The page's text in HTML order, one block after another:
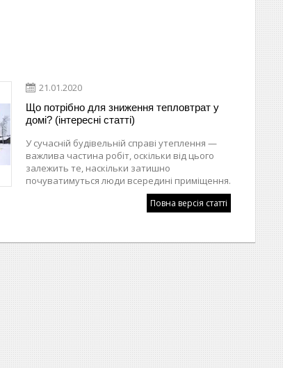
21.01.2020
Що потрібно для зниження тепловтрат у
домі? (інтересні статті)
У сучасній будівельній справі утеплення —
важлива частина робіт, оскільки від цього
залежить те, наскільки затишно
почуватимуться люди всередині приміщення.
Повна версія статті